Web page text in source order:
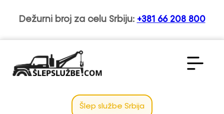
Dežurni broj za celu Srbiju: +381 66 208 800
Šlep službe Srbija